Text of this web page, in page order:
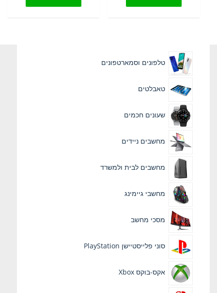
טלפונים וסמארטפונים
טאבלטים
שעונים חכמים
מחשבים ניידים
מחשבים לבית ולמשרד
מחשבי גיימינג
מסכי מחשב
סוני פלייסטיישן PlayStation
אקס-בוקס Xbox